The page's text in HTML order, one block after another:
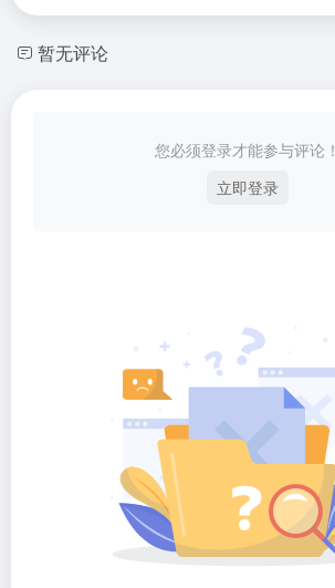
暂无评论
您必须登录才能参与评论！
立即登录